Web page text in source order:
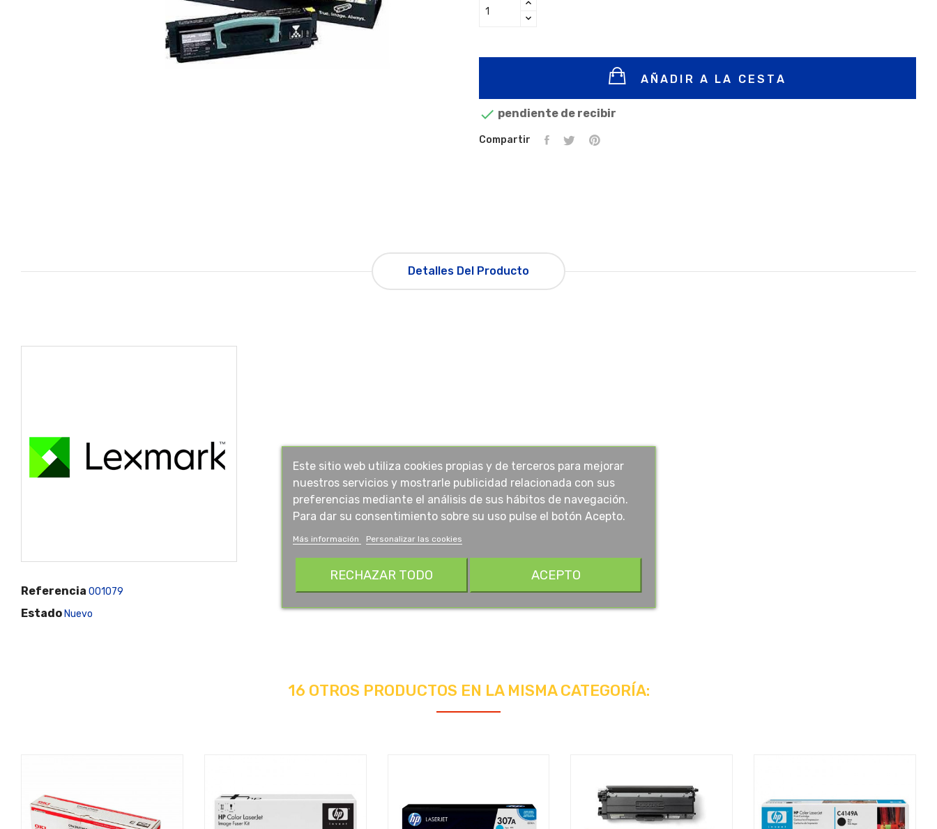
AÑADIR A LA CESTA
 pendiente de recibir
Compartir
Detalles Del Producto
Referencia 001079
Estado Nuevo
16 OTROS PRODUCTOS EN LA MISMA CATEGORÍA:
Este sitio web utiliza cookies propias y de terceros para mejorar
nuestros servicios y mostrarle publicidad relacionada con sus
preferencias mediante el análisis de sus hábitos de navegación.
Para dar su consentimiento sobre su uso pulse el botón Acepto.
Más información Personalizar las cookies
RECHAZAR TODO ACEPTO